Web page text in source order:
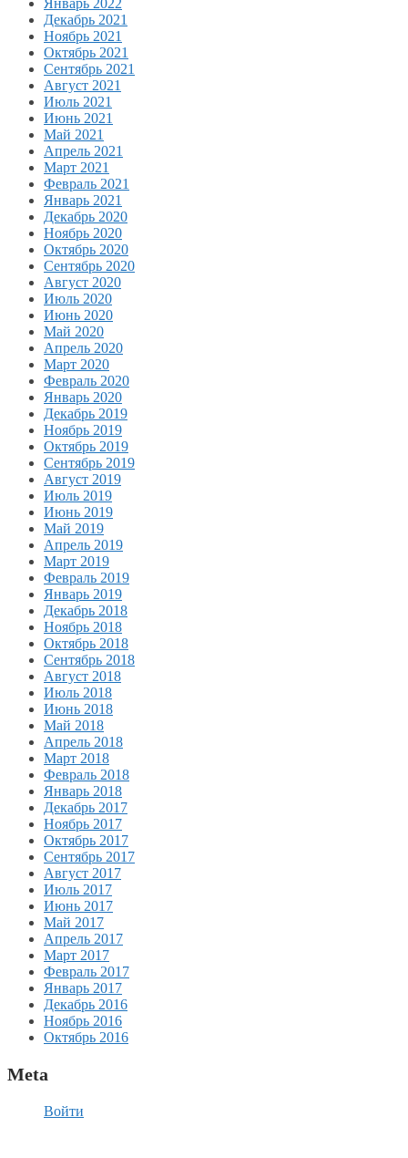
Январь 2022
Декабрь 2021
Ноябрь 2021
Октябрь 2021
Сентябрь 2021
Август 2021
Июль 2021
Июнь 2021
Май 2021
Апрель 2021
Март 2021
Февраль 2021
Январь 2021
Декабрь 2020
Ноябрь 2020
Октябрь 2020
Сентябрь 2020
Август 2020
Июль 2020
Июнь 2020
Май 2020
Апрель 2020
Март 2020
Февраль 2020
Январь 2020
Декабрь 2019
Ноябрь 2019
Октябрь 2019
Сентябрь 2019
Август 2019
Июль 2019
Июнь 2019
Май 2019
Апрель 2019
Март 2019
Февраль 2019
Январь 2019
Декабрь 2018
Ноябрь 2018
Октябрь 2018
Сентябрь 2018
Август 2018
Июль 2018
Июнь 2018
Май 2018
Апрель 2018
Март 2018
Февраль 2018
Январь 2018
Декабрь 2017
Ноябрь 2017
Октябрь 2017
Сентябрь 2017
Август 2017
Июль 2017
Июнь 2017
Май 2017
Апрель 2017
Март 2017
Февраль 2017
Январь 2017
Декабрь 2016
Ноябрь 2016
Октябрь 2016
Meta
Войти